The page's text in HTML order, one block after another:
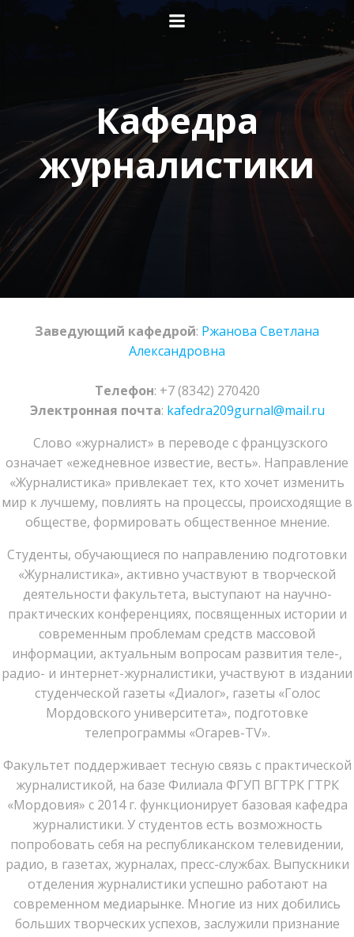
Перейти
к
содержимому
Кафедра
журналистики
Заведующий кафедрой: Ржанова Светлана
Александровна
Телефон: +7 (8342) 270420
Электронная почта: kafedra209gurnal@mail.ru
Слово «журналист» в переводе с французского
означает «ежедневное известие, весть». Направление
«Журналистика» привлекает тех, кто хочет изменить
мир к лучшему, повлиять на процессы, происходящие в
обществе, формировать общественное мнение.
Студенты, обучающиеся по направлению подготовки
«Журналистика», активно участвуют в творческой
деятельности факультета, выступают на научно-
практических конференциях, посвященных истории и
современным проблемам средств массовой
информации, актуальным вопросам развития теле-,
радио- и интернет-журналистики, участвуют в издании
студенческой газеты «Диалог», газеты «Голос
Мордовского университета», подготовке
телепрограммы «Огарев-TV».
Факультет поддерживает тесную связь с практической
журналистикой, на базе Филиала ФГУП ВГТРК ГТРК
«Мордовия» с 2014 г. функционирует базовая кафедра
журналистики. У студентов есть возможность
попробовать себя на республиканском телевидении,
радио, в газетах, журналах, пресс-службах. Выпускники
отделения журналистики успешно работают на
современном медиарынке. Многие из них добились
больших творческих успехов, заслужили признание